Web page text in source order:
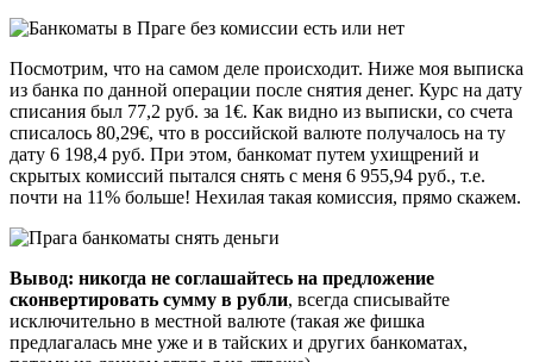
Посмотрим, что на самом деле происходит. Ниже моя выписка
из банка по данной операции после снятия денег. Курс на дату
списания был 77,2 руб. за 1€. Как видно из выписки, со счета
списалось 80,29€, что в российской валюте получалось на ту
дату 6 198,4 руб. При этом, банкомат путем ухищрений и
скрытых комиссий пытался снять с меня 6 955,94 руб., т.е.
почти на 11% больше! Нехилая такая комиссия, прямо скажем.
Вывод: никогда не соглашайтесь на предложение
сконвертировать сумму в рубли, всегда списывайте
исключительно в местной валюте (такая же фишка
предлагалась мне уже и в тайских и других банкоматах,